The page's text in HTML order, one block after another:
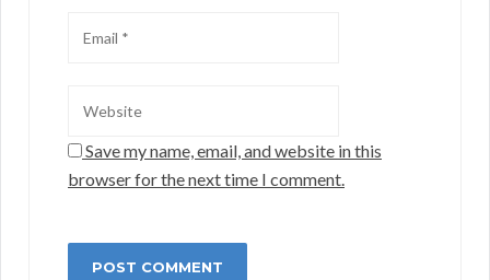
Save my name, email, and website in this
browser for the next time I comment.